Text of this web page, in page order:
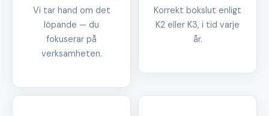
Vi tar hand om det
löpande — du
fokuserar på
verksamheten.
Korrekt bokslut enligt
K2 eller K3, i tid varje
år.